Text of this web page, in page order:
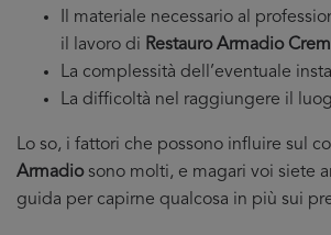
Il materiale necessario al
il lavoro di Restauro Armadio
La complessità dell’eventuale
La difficoltà nel raggiungere il
Lo so, i fattori che possono influire sul
Armadiosono molti, e magari voi siete
guida per capirne qualcosa in più sui